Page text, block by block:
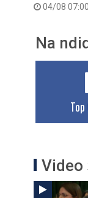
04/08 07:00
Na
Video